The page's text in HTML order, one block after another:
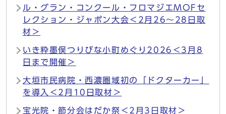
ル・グラン・コンクール・フロマジエMOFセ
レクション・ジャポン大会＜2月26～28日取
材＞
いき粋墨俣つりびな小町めぐり2026＜3月8
日まで開催＞
大垣市民病院・西濃圏域初の「ドクターカー」
を導入＜2月10日取材＞
宝光院・節分会はだか祭＜2月3日取材＞